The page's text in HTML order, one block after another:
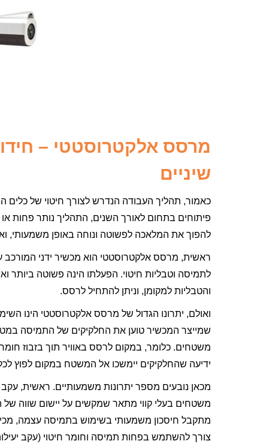
מרסס אלקטרוסטטי –
שיניים
כאמור, תהליך העבודה הנדרש לצורך חיטוי של כלים
פיתוחים בתחום לאורך השנים, התהליך נותר פחות
להפוך את המלאכה לפשוטה ונוחה באופן משמעותי,
ראשית, מרסס אלקטרוסטטי הוא מכשיר ידני
לתמיסה וטבליות חיטוי. הפעלתו הינה פשוטה ביותר
והטבליות למקומן, וניתן להתחיל לרסס.
ואולם, יתרונו הגדול של מרסס אלקטרוסטטי הינו
שמייצר המכשיר טוען את החלקיקים של התמיסה
משטחים. כלומר, במקום לרסס באוויר תוך בזבוז
ידיעה שהחלקיקים יימשכו אל המשטח במקום לפוץ
מכאן נובעים מספר יתרונות משמעותיים. ראשית,
משטחים בעלי קווי מתאר שמקשים על יישום שווה
מתקבל חיסכון משמעותי בשימוש בתמיסה עצמה,
צורך להשתמש בפחות תמיסה וחומר חיטוי (עקב